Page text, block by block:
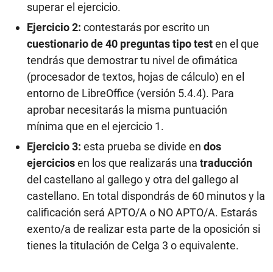
superar el ejercicio.
Ejercicio 2: contestarás por escrito un
cuestionario de 40 preguntas tipo testen el que
tendrás que demostrar tu nivel de ofimática
(procesador de textos, hojas de cálculo) en el
entorno de LibreOffice (versión 5.4.4). Para
aprobar necesitarás la misma puntuación
mínima que en el ejercicio 1.
Ejercicio 3: esta prueba se divide en dos
ejerciciosen los que realizarás una traducción
del castellano al gallego y otra del gallego al
castellano. En total dispondrás de 60 minutos y la
calificación será APTO/A o NO APTO/A. Estarás
exento/a de realizar esta parte de la oposición si
tienes la titulación de Celga 3 o equivalente.